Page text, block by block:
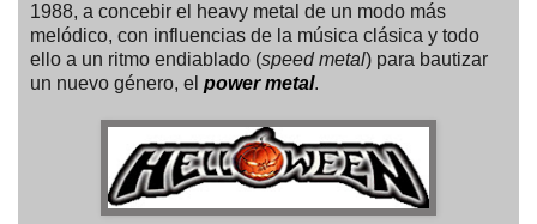
1988, a concebir el heavy metal de un modo más
melódico, con influencias de la música clásica y todo
ello a un ritmo endiablado (speed metal) para bautizar
un nuevo género, el power metal.